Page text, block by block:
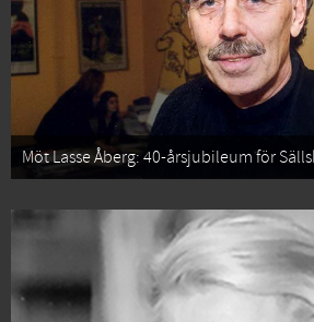
Möt Lasse Åberg: 40-årsjubileum för